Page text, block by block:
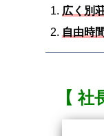
広く別
自由時
【 社